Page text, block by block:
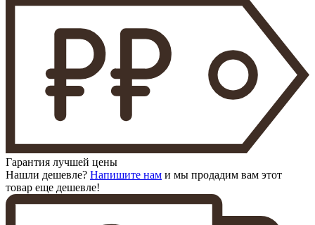
Гарантия лучшей цены
Нашли дешевле? Напишите нам и мы продадим вам этот
товар еще дешевле!